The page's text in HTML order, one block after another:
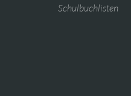
Schulbuchlisten